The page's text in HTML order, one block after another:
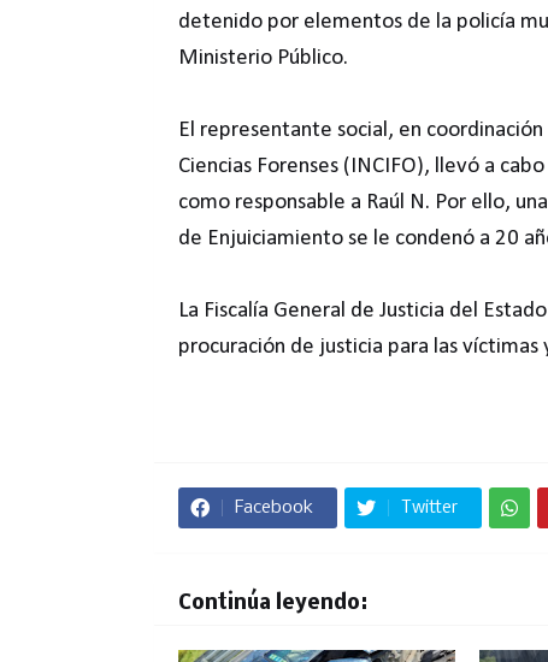
detenido por elementos de la policía
Ministerio Público.
El representante social, en
Ciencias Forenses (INCIFO), llevó a
como responsable a Raúl N. Por ello,
de Enjuiciamiento se le condenó a 20
La Fiscalía General de Justicia del
procuración de justicia para las víctimas
Facebook Twitter
Continúa leyendo: